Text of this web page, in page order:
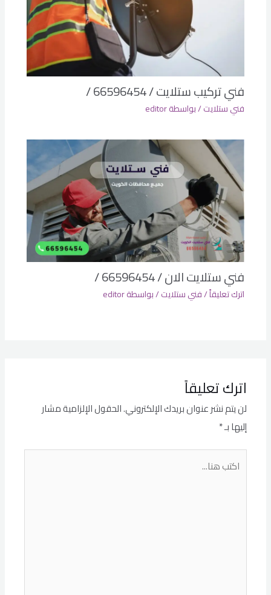
فني تركيب ستلايت / 66596454 /
فني ستلايت/ بواسطةeditor
فني ستلايت الان / 66596454 /
اترك تعليقاً/فني ستلايت/ بواسطةeditor
اترك تعليقاً
لن يتم نشر عنوان بريدك الإلكتروني.الحقول الإلزامية مشار
إليها بـ*